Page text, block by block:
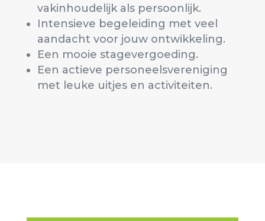
vakinhoudelijk als persoonlijk.
Intensieve begeleiding met veel
aandacht voor jouw ontwikkeling.
Een mooie stagevergoeding.
Een actieve personeelsvereniging
met leuke uitjes en activiteiten.